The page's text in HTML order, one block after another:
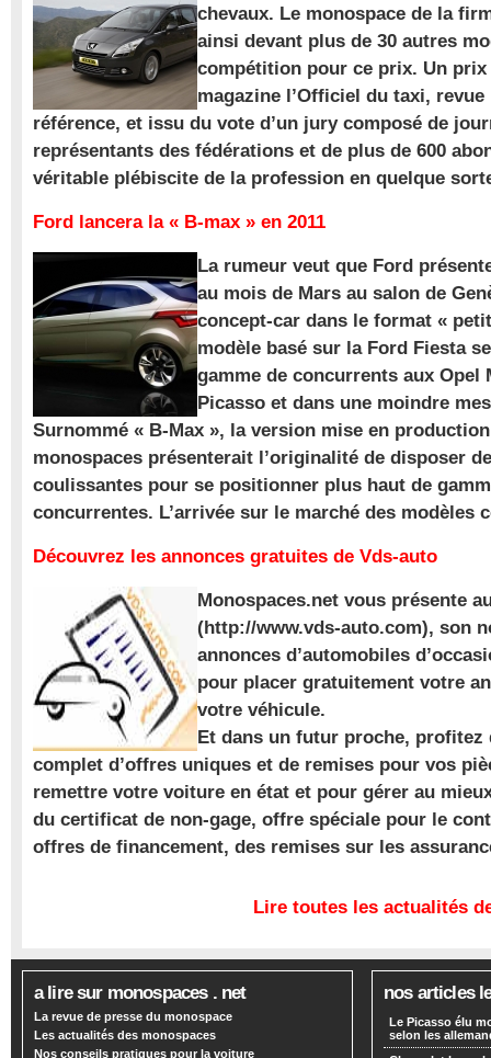
chevaux. Le monospace de la
ainsi devant plus de 30 autres
compétition pour ce prix. Un
magazine l’Officiel du taxi,
référence, et issu du vote d’un jury composé de
représentants des fédérations et de plus de 600
véritable plébiscite de la profession en quelque
Ford lancera la « B-max » en 2011
La rumeur veut que Ford
au mois de Mars au salon de
concept-car dans le format «
modèle basé sur la Ford Fiesta
gamme de concurrents aux Opel
Picasso et dans une moindre
Surnommé « B-Max », la version mise en
monospaces présenterait l’originalité de disposer
coulissantes pour se positionner plus haut de
concurrentes. L’arrivée sur le marché des modèles
Découvrez les annonces gratuites de Vds-auto
Monospaces.net vous présente
(http://www.vds-auto.com), son
annonces d’automobiles
pour placer gratuitement votre
votre véhicule.
Et dans un futur proche, profitez
complet d’offres uniques et de remises pour vos
remettre votre voiture en état et pour gérer au
du certificat de non-gage, offre spéciale pour le
offres de financement, des remises sur les
Lire toutes les actualités
a lire sur monospaces . net
La revue de presse du monospace
Les actualités des monospaces
Nos conseils pratiques pour la voiture
nos articles
Le Picasso élu
selon les